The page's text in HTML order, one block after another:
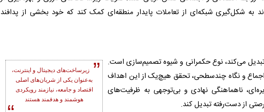
به شکل‌گیری شبکه‌ای از تعاملات پایدار منطقه‌ای کمک کند که خود بخشی از پدافند
زیرساخت‌های دیجیتال و اینترنت،
به‌عنوان یکی از شریان‌های اصلی
اقتصاد و جامعه، نیازمند رویکردی
هوشمند و هدفمند هستند
می‌کند، نوعحکمرانی و شیوه تصمیم‌سازی است.
و نگاه چندسطحی، تحقق هیچ‌یک از این اهداف
ناهماهنگی نهادی و بی‌توجهی به ظرفیت‌های
از دست‌رفته تبدیل کند.